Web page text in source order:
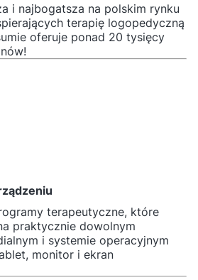
i najbogatsza na polskim rynku
terapię logopedyczną
oferuje ponad 20 tysięcy
terapeutyczne, które
praktycznie dowolnym
i systemie operacyjnym
monitor i ekran